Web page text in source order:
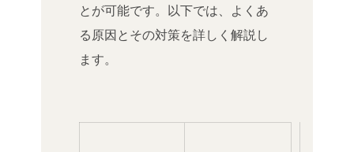
とが可能です。以下では、よくあ
る原因とその対策を詳しく解説し
ます。